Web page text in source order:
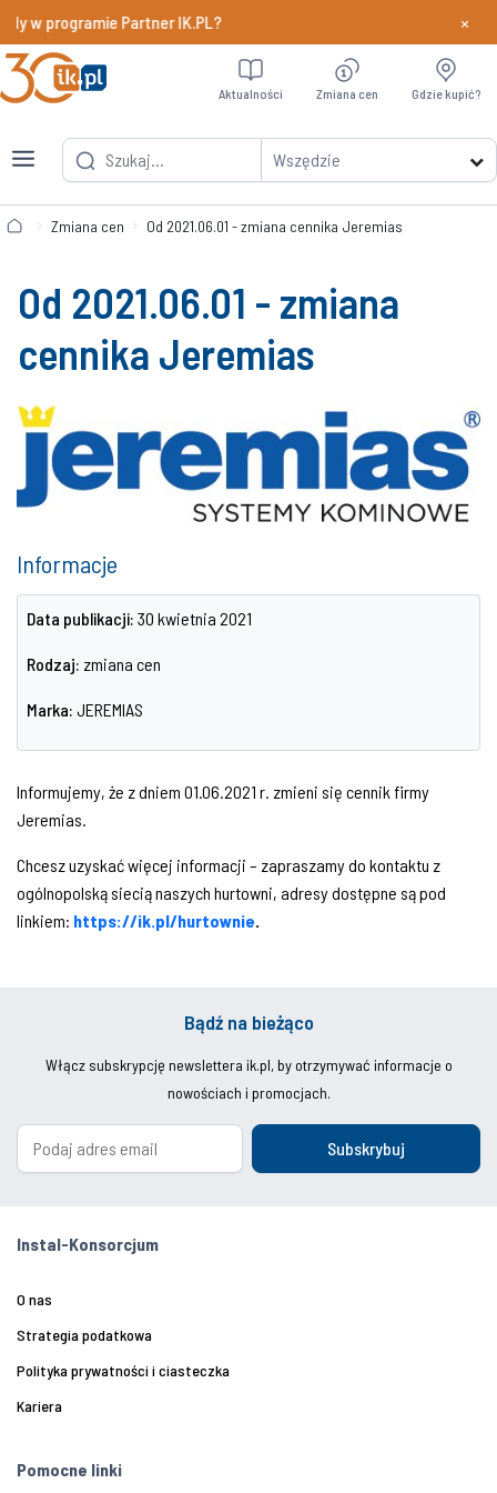
w programie Partner IK.PL? Dowiedz
×
Wszędzie
Aktualności Zmiana cen Gdzie kupić?
Zmiana cen Od 2021.06.01 - zmiana cennika Jeremias
Od 2021.06.01 - zmiana
cennika Jeremias
Informacje
Data publikacji: 30 kwietnia 2021
Rodzaj: zmiana cen
Marka: JEREMIAS
Informujemy, że z dniem 01.06.2021 r. zmieni się cennik firmy
Jeremias.
Chcesz uzyskać więcej informacji – zapraszamy do kontaktu z
ogólnopolską siecią naszych hurtowni, adresy dostępne są pod
linkiem: https://ik.pl/hurtownie
Bądź na bieżąco
Włącz subskrypcję newslettera ik.pl, by otrzymywać informacje o
nowościach i promocjach.
Subskrybuj
Instal-Konsorcjum
O nas
Strategia podatkowa
Polityka prywatności i ciasteczka
Kariera
Pomocne linki